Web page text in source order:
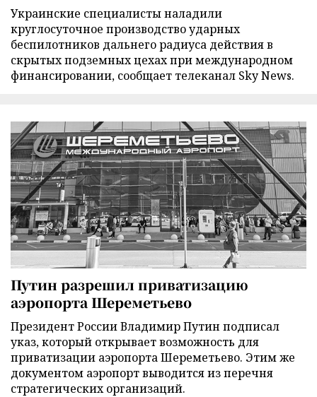
Украинские специалисты наладили
круглосуточное производство ударных
беспилотников дальнего радиуса действия в
скрытых подземных цехах при международном
финансировании, сообщает телеканал Sky News.
Путин разрешил приватизацию
аэропорта Шереметьево
Президент России Владимир Путин подписал
указ, который открывает возможность для
приватизации аэропорта Шереметьево. Этим же
документом аэропорт выводится из перечня
стратегических организаций.